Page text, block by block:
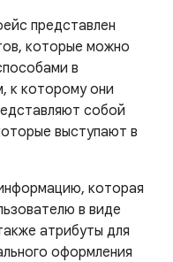
представлен
которые можно
в
к которому они
собой
выступают в
которая
в виде
атрибуты для
оформления